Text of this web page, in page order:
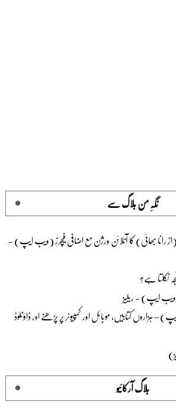
نگہِ من بلاگ سے
(از رانا بھائی) کا آنلائن ورژن مع اضافی فیچرز (ویب ایپ) -
نکلتا ہے؟
(ویب ایپ) - ریلیز
– ہزاروں کتابیں، موبائل اور کمپیوٹر پر پڑھنے اور ڈاؤنلوڈ
بلاگ آرکائیو